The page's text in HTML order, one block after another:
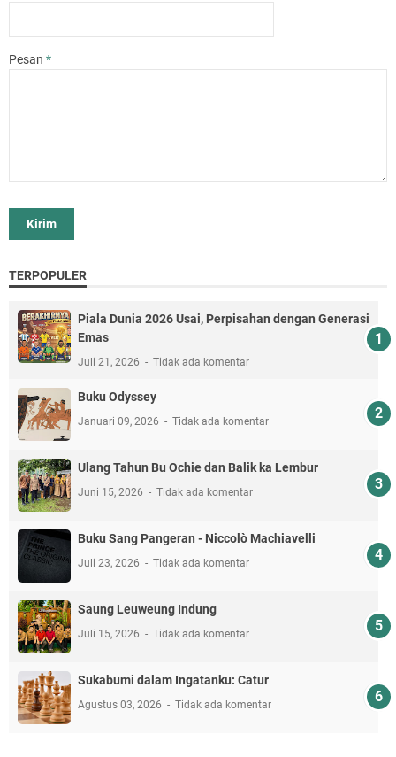
Pesan *
TERPOPULER
Piala Dunia 2026 Usai, Perpisahan dengan Generasi
Emas
Juli 21, 2026 Tidak ada komentar
Buku Odyssey
Januari 09, 2026 Tidak ada komentar
Ulang Tahun Bu Ochie dan Balik ka Lembur
Juni 15, 2026 Tidak ada komentar
Buku Sang Pangeran - Niccolò Machiavelli
Juli 23, 2026 Tidak ada komentar
Saung Leuweung Indung
Juli 15, 2026 Tidak ada komentar
Sukabumi dalam Ingatanku: Catur
Agustus 03, 2026 Tidak ada komentar